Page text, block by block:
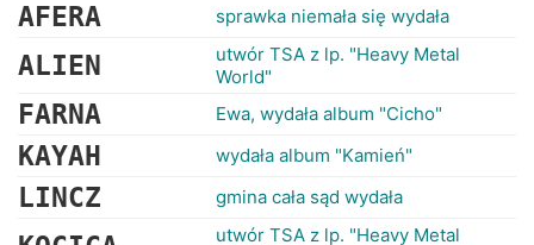
AFERA sprawka niemała się wydała
ALIEN
utwór TSA z lp. "Heavy Metal
World"
FARNA Ewa, wydała album "Cicho"
KAYAH wydała album "Kamień"
LINCZ gmina cała sąd wydała
utwór TSA z lp. "Heavy Metal